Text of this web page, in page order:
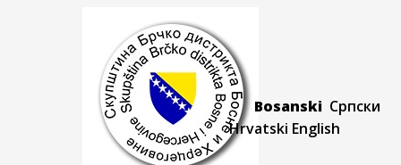
Bosanski Српски
Hrvatski English